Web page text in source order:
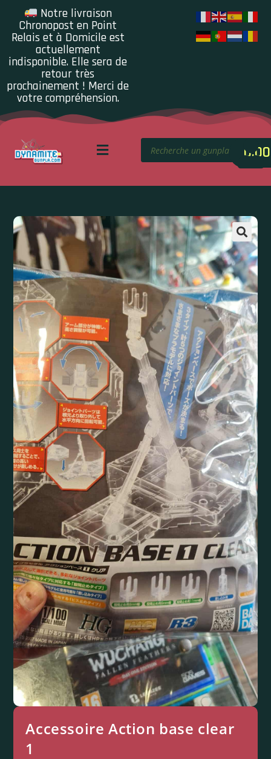
Notre livraison
Chronopost en Point
Relais et à Domicile est
actuellement
indisponible. Elle sera de
retour très
prochainement ! Merci de
votre compréhension.
0.00
Accessoire Action base clear
1